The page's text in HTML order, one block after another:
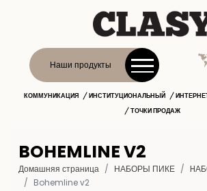
Наши продукты
КОММУНИКАЦИЯ ИНСТИТУЦИОНАЛЬНЫЙ
ТОЧКИ ПРОДАЖ
BOHEMLINE V2
Домашняя страница НАБОРЫ ПИКЕ
Bohemline v2